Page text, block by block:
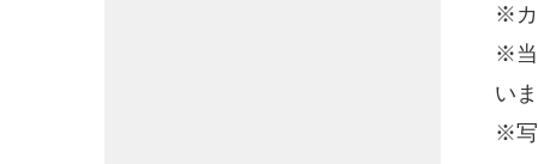
※カ
※当
い
※写